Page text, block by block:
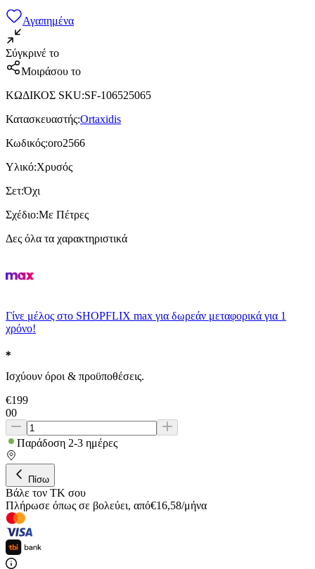
Αγαπημένα
Σύγκρινέ το
Μοιράσου το
ΚΩΔΙΚΟΣ SKU:SF-106525065
Κατασκευαστής:Ortaxidis
Κωδικός:oro2566
Υλικό:Χρυσός
Σετ:Όχι
Σχέδιο:Με Πέτρες
Δες όλα τα χαρακτηριστικά
Γίνε μέλος στο SHOPFLIX max για δωρεάν μεταφορικά για 1
χρόνο!
Ισχύουν όροι & προϋποθέσεις.
€199
00
Παράδοση 2-3 ημέρες
Πίσω
Βάλε τον ΤΚ σου
Πλήρωσε όπως σε βολεύει, από€16,58/μήνα